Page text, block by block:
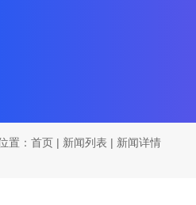
置： 首页 | 新闻列表 | 新闻详情